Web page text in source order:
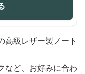
高級レザー製ノート
など、お好みに合わ